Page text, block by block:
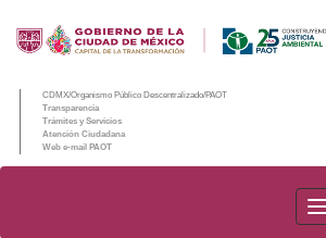
CDMX/Organismo Público Descentralizado/PAOT
Transparencia
Trámites y Servicios
Atención Ciudadana
Web e-mail PAOT